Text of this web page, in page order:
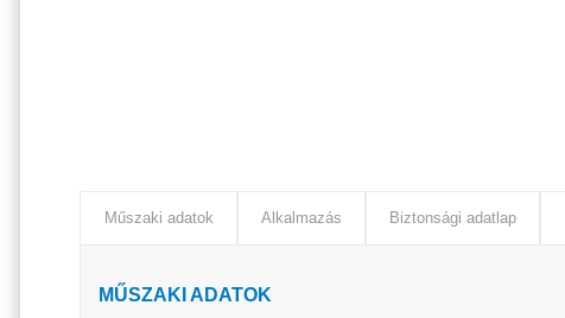
Műszaki adatok Alkalmazás Biztonsági adatlap
MŰSZAKI ADATOK